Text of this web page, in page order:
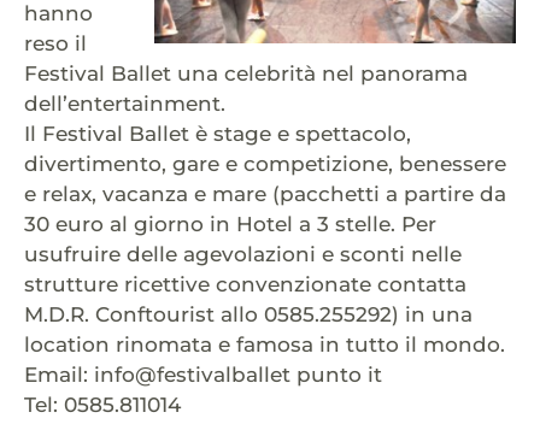
hanno
reso il
Festival Ballet una celebrità nel panorama
dell’entertainment.
Il Festival Ballet è stage e spettacolo,
divertimento, gare e competizione, benessere
e relax, vacanza e mare (pacchetti a partire da
30 euro al giorno in Hotel a 3 stelle. Per
usufruire delle agevolazioni e sconti nelle
strutture ricettive convenzionate contatta
M.D.R. Conftourist allo 0585.255292) in una
location rinomata e famosa in tutto il mondo.
Email: info@festivalballet punto it
Tel: 0585.811014